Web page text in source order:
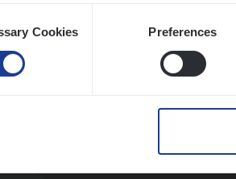
Cookies Preferences
Insurance Operations
Antwerpen en Hasselt